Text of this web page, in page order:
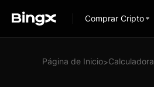
Comprar Cripto
Página de Inicio>Calculadora